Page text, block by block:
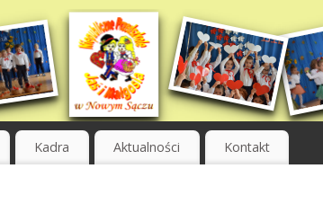
Kadra Aktualności Kontakt